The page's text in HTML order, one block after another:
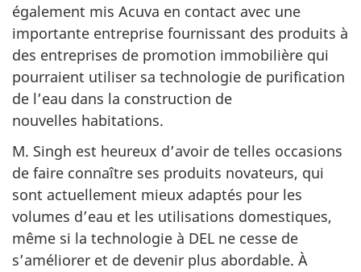
également mis Acuva en contact avec une
importante entreprise fournissant des produits à
des entreprises de promotion immobilière qui
pourraient utiliser sa technologie de purification
de l’eau dans la construction de
nouvelles habitations.
M. Singh est heureux d’avoir de telles occasions
de faire connaître ses produits novateurs, qui
sont actuellement mieux adaptés pour les
volumes d’eau et les utilisations domestiques,
même si la technologie à DEL ne cesse de
s’améliorer et de devenir plus abordable. À